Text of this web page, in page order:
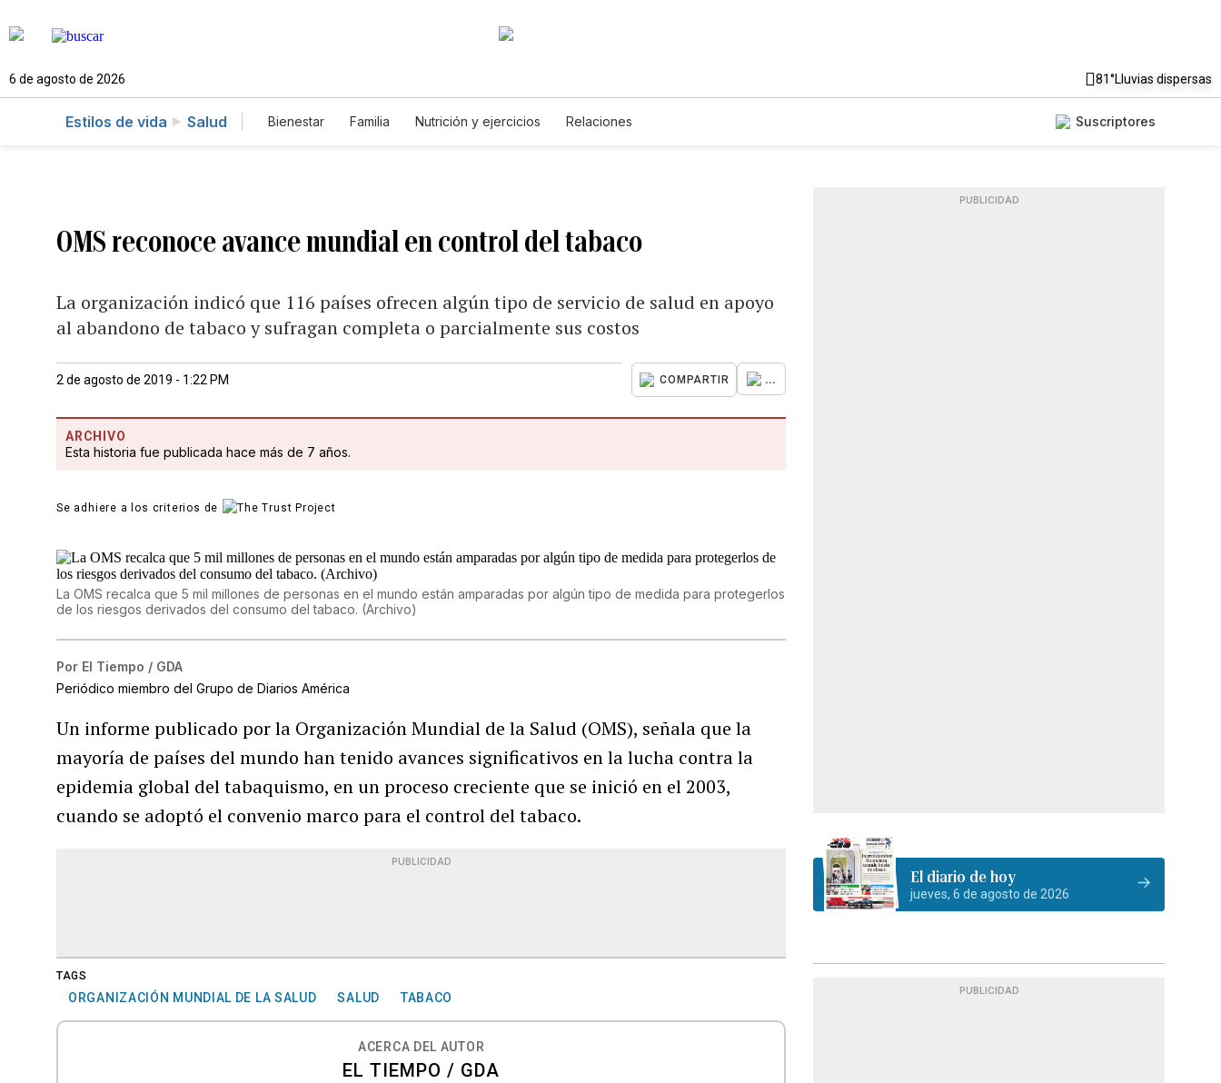
6 de agosto de 2026 81°Lluvias dispersas
Estilos de vida Salud Bienestar Familia Nutrición y ejercicios Relaciones Suscriptores
OMS reconoce avance mundial en control del tabaco
La organización indicó que 116 países ofrecen algún tipo de servicio de salud en apoyo
al abandono de tabaco y sufragan completa o parcialmente sus costos
2 de agosto de 2019 - 1:22 PM COMPARTIR ...
ARCHIVO
Esta historia fue publicada hace más de 7 años.
Se adhiere a los criterios de
La OMS recalca que 5 mil millones de personas en el mundo están amparadas por algún tipo de medida para protegerlos
de los riesgos derivados del consumo del tabaco. (Archivo)
Por El Tiempo / GDA
Periódico miembro del Grupo de Diarios América
Un informe publicado por la Organización Mundial de la Salud (OMS), señala que la
mayoría de países del mundo han tenido avances significativos en la lucha contra la
epidemia global del tabaquismo, en un proceso creciente que se inició en el 2003,
cuando se adoptó el convenio marco para el control del tabaco.
PUBLICIDAD
TAGS
ORGANIZACIÓN MUNDIAL DE LA SALUD SALUD TABACO
ACERCA DEL AUTOR
EL TIEMPO / GDA
PUBLICIDAD
El diario de hoy
jueves, 6 de agosto de 2026
PUBLICIDAD